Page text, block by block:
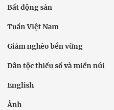
Bất động sản
Tuần Việt Nam
Giảm nghèo bền vững
Dân tộc thiểu số và miền núi
English
Ảnh